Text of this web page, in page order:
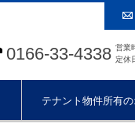
0166-33-4338 営業
定休
テナント物件所有